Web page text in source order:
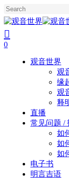
Skip
to
main
content
Close
Search
search
account
0
观音世界
观
缘
观
释
直播
常见问题 /
如
如
如
电子书
明言吉语